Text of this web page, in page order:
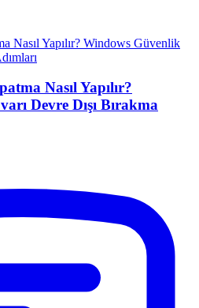
Nasıl Yapılır?
Devre Dışı Bırakma